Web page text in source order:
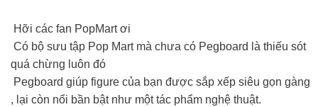
Hỡi các fan PopMart ơi
Có bộ sưu tập Pop Mart mà chưa có Pegboard là thiếu sót
quá chừng luôn đó
Pegboard giúp figure của bạn được sắp xếp siêu gọn gàng
, lại còn nổi bần bật như một tác phẩm nghệ thuật.